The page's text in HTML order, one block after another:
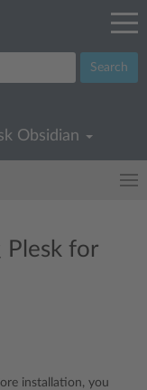
Search
Obsidian
Plesk for
installation, you